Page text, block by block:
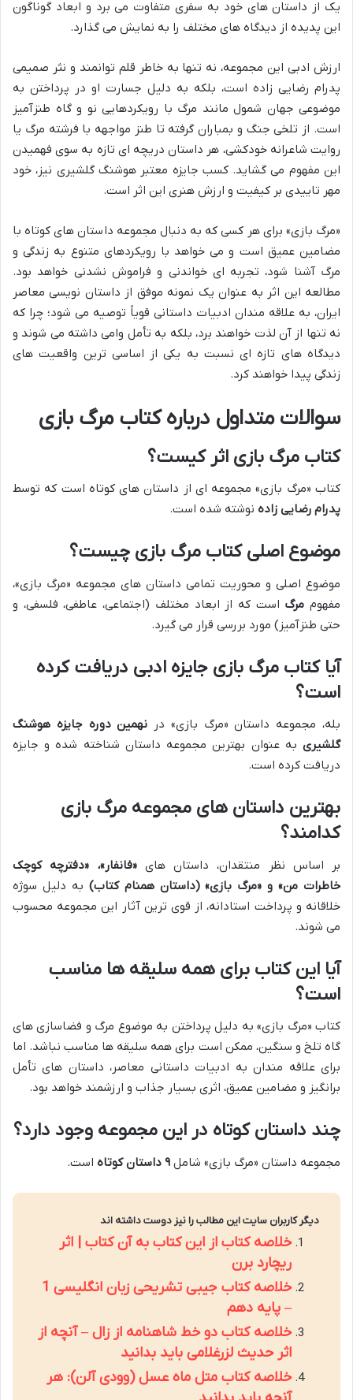
یک از داستان های خود به سفری متفاوت می برد و ابعاد گوناگون
این پدیده از دیدگاه های مختلف را به نمایش می گذارد.
ارزش ادبی این مجموعه، نه تنها به خاطر قلم توانمند و نثر صمیمی
پدرام رضایی زاده است، بلکه به دلیل جسارت او در پرداختن به
موضوعی جهان شمول مانند مرگ با رویکردهایی نو و گاه طنزآمیز
است. از تلخی جنگ و بمباران گرفته تا طنز مواجهه با فرشته مرگ یا
روایت شاعرانه خودکشی، هر داستان دریچه ای تازه به سوی فهمیدن
این مفهوم می گشاید. کسب جایزه معتبر هوشنگ گلشیری نیز، خود
مهر تاییدی بر کیفیت و ارزش هنری این اثر است.
«مرگ بازی» برای هر کسی که به دنبال مجموعه داستان های کوتاه با
مضامین عمیق است و می خواهد با رویکردهای متنوع به زندگی و
مرگ آشنا شود، تجربه ای خواندنی و فراموش نشدنی خواهد بود.
مطالعه این اثر به عنوان یک نمونه موفق از داستان نویسی معاصر
ایران، به علاقه مندان ادبیات داستانی قویاً توصیه می شود؛ چرا که
نه تنها از آن لذت خواهند برد، بلکه به تأمل وامی داشته می شوند و
دیدگاه های تازه ای نسبت به یکی از اساسی ترین واقعیت های
زندگی پیدا خواهند کرد.
سوالات متداول درباره کتاب مرگ بازی
کتاب مرگ بازی اثر کیست؟
کتاب «مرگ بازی» مجموعه ای از داستان های کوتاه است که توسط
پدرام رضایی زاده نوشته شده است.
موضوع اصلی کتاب مرگ بازی چیست؟
موضوع اصلی و محوریت تمامی داستان های مجموعه «مرگ بازی»،
مفهوم مرگ است که از ابعاد مختلف (اجتماعی، عاطفی، فلسفی، و
حتی طنزآمیز) مورد بررسی قرار می گیرد.
آیا کتاب مرگ بازی جایزه ادبی دریافت کرده
است؟
بله، مجموعه داستان «مرگ بازی» در نهمین دوره جایزه هوشنگ
گلشیری به عنوان بهترین مجموعه داستان شناخته شده و جایزه
دریافت کرده است.
بهترین داستان های مجموعه مرگ بازی
کدامند؟
بر اساس نظر منتقدان، داستان های«فانفار»، «دفترچه کوچک
خاطرات من» و «مرگ بازی» (داستان همنام کتاب) به دلیل سوژه
خلاقانه و پرداخت استادانه، از قوی ترین آثار این مجموعه محسوب
می شوند.
آیا این کتاب برای همه سلیقه ها مناسب
است؟
کتاب «مرگ بازی» به دلیل پرداختن به موضوع مرگ و فضاسازی های
گاه تلخ و سنگین، ممکن است برای همه سلیقه ها مناسب نباشد. اما
برای علاقه مندان به ادبیات داستانی معاصر، داستان های تأمل
برانگیز و مضامین عمیق، اثری بسیار جذاب و ارزشمند خواهد بود.
چند داستان کوتاه در این مجموعه وجود دارد؟
مجموعه داستان «مرگ بازی» شامل ۹ داستان کوتاه است.
دیگر کاربران سایت این مطالب را نیز دوست داشته اند
خلاصه کتاب از این کتاب به آن کتاب | اثر
ریچارد برن
خلاصه کتاب جیبی تشریحی زبان انگلیسی 1
– پایه دهم
خلاصه کتاب دو خط شاهنامه از زال – آنچه از
اثر حدیث لزرغلامی باید بدانید
خلاصه کتاب متل ماه عسل (وودی آلن): هر